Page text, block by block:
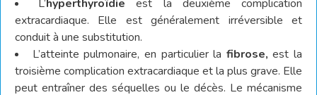
L’hyperthyroïdie est la deuxième complication
extracardiaque. Elle est généralement irréversible et
conduit à une substitution.
L’atteinte pulmonaire, en particulier la fibrose, est la
troisième complication extracardiaque et la plus grave. Elle
peut entraîner des séquelles ou le décès. Le mécanisme